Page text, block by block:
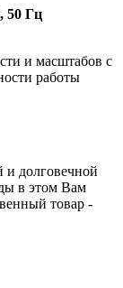
50 Гц
и масштабов с
работы
и долговечной
в этом Вам
товар -